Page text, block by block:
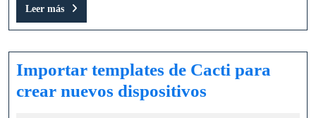
Leer más
más
Importar templates de Cacti para
crear nuevos dispositivos